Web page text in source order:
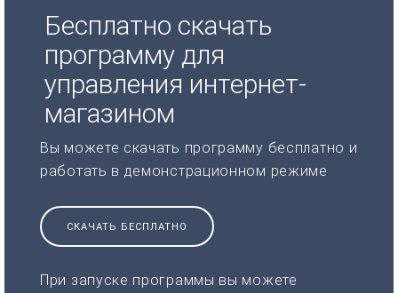
Бесплатно скачать
программу для
управления интернет-
магазином
Вы можете скачать программу бесплатно и
работать в демонстрационном режиме
СКАЧАТЬ БЕСПЛАТНО
При запуске программы вы можете